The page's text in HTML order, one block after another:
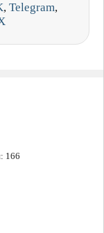
, Telegram,
166